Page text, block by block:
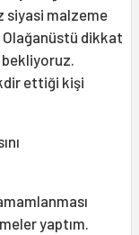
siyasi malzeme
Olağanüstü dikkat
ettiği kişi
yaptım.